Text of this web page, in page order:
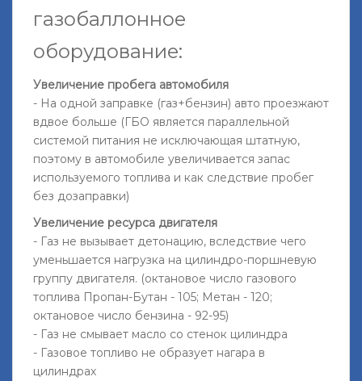
газобаллонное
оборудование:
Увеличение пробега автомобиля
- На одной заправке (газ+бензин) авто проезжают
вдвое больше (ГБО является параллельной
системой питания не исключающая штатную,
поэтому в автомобиле увеличивается запас
используемого топлива и как следствие пробег
без дозаправки)
Увеличение ресурса двигателя
- Газ не вызывает детонацию, вследствие чего
уменьшается нагрузка на цилиндро-поршневую
группу двигателя. (октановое число газового
топлива Пропан-Бутан - 105; Метан - 120;
октановое число бензина - 92-95)
- Газ не смывает масло со стенок цилиндра
- Газовое топливо не образует нагара в
цилиндрах